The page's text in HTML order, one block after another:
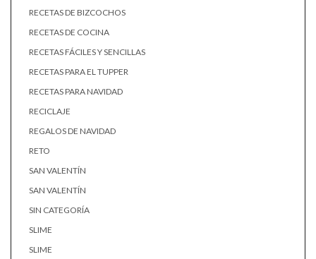
RECETAS DE BIZCOCHOS
RECETAS DE COCINA
RECETAS FÁCILES Y SENCILLAS
RECETAS PARA EL TUPPER
RECETAS PARA NAVIDAD
RECICLAJE
REGALOS DE NAVIDAD
RETO
SAN VALENTÍN
SAN VALENTÍN
SIN CATEGORÍA
SLIME
SLIME